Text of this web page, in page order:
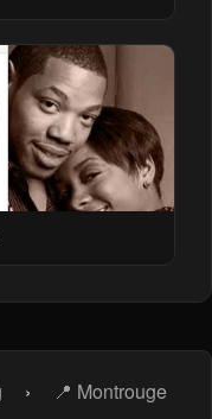
› 📍 Montrouge